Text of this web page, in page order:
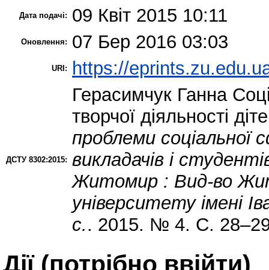
Дата подачі: 09 Квіт 2015 10:11
Оновлення: 07 Бер 2016 03:03
URI: https://
ДСТУ 8302:2015:
Герасимчук Ганна
творчої діяльності
проблеми соціальної
викладачів і
Житомир : Вид-во
університету імені
с.. 2015. № 4. С.
Дії ​​(потрібно ввійти)